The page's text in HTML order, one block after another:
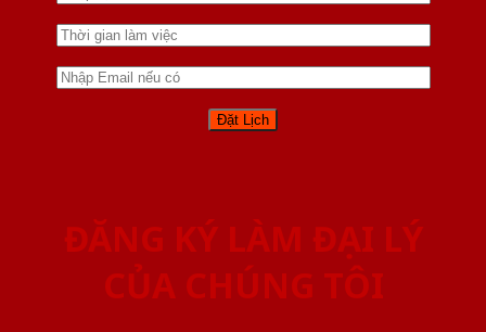
ĐĂNG KÝ LÀM ĐẠI LÝ
CỦA CHÚNG TÔI